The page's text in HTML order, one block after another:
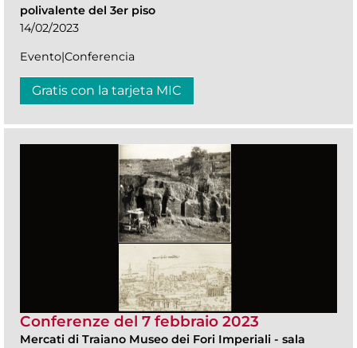
polivalente del 3er piso
14/02/2023
Evento|Conferencia
Gratis con la tarjeta MIC
Conferenze del 7 febbraio 2023
Mercati di Traiano Museo dei Fori Imperiali - sala